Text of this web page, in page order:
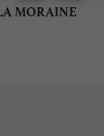
MORAINE